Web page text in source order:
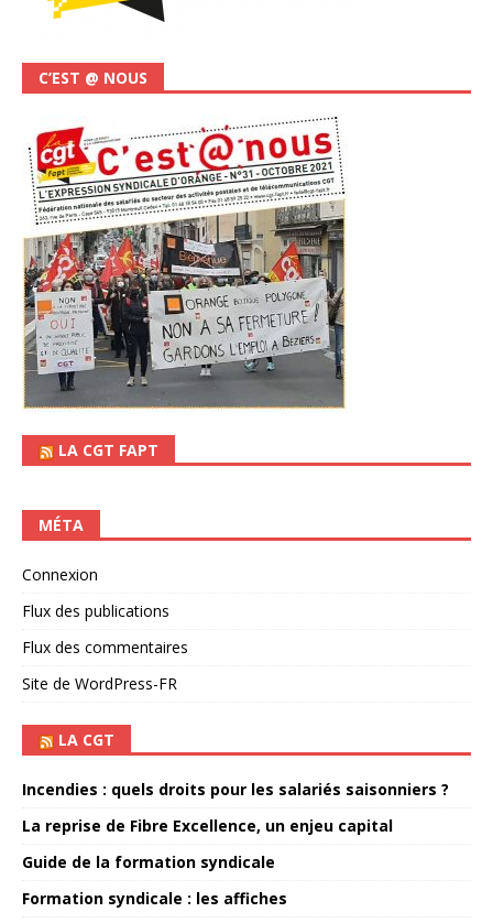
C’EST @ NOUS
LA CGT FAPT
MÉTA
Connexion
Flux des publications
Flux des commentaires
Site de WordPress-FR
LA CGT
Incendies : quels droits pour les salariés saisonniers ?
La reprise de Fibre Excellence, un enjeu capital
Guide de la formation syndicale
Formation syndicale : les affiches